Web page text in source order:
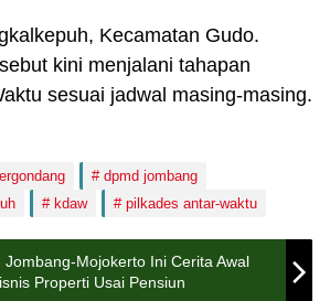
Kecamatan Gudo.
kini menjalani tahapan
sesuai jadwal masing-masing.
dpmd jombang
kdaw pilkades antar-waktu
Jombang-Mojokerto Ini Cerita Awal
Properti Usai Pensiun